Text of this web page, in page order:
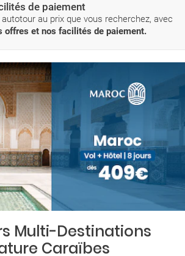
de paiement
au prix que vous recherchez, avec
offres et nos facilités de paiement.
Multi-Destinations
Caraïbes